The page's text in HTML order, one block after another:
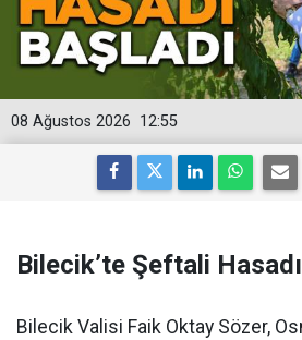
12:55
08 Ağustos 2026
Bilecik’te Şeftali
Bilecik Valisi Faik Oktay Sözer,